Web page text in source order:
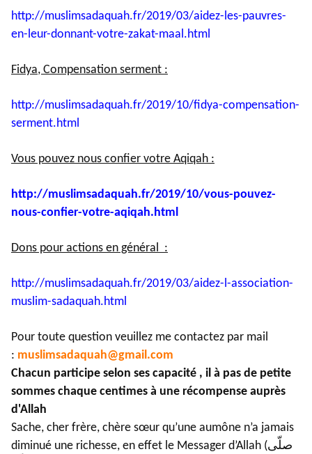
http://muslimsadaquah.fr/2019/03/aidez-les-pauvres-
en-leur-donnant-votre-zakat-maal.html
Fidya, Compensation serment :
http://muslimsadaquah.fr/2019/10/fidya-compensation-
serment.html
Vous pouvez nous confier votre Aqiqah :
http://muslimsadaquah.fr/2019/10/vous-pouvez-
nous-confier-votre-aqiqah.html
Dons pour actions en général :
http://muslimsadaquah.fr/2019/03/aidez-l-association-
muslim-sadaquah.html
Pour toute question veuillez me contactez par mail
: muslimsadaquah@gmail.com
Chacun participe selon ses capacité , il à pas de petite
sommes chaque centimes à une récompense auprès
d'Allah
Sache, cher frère, chère sœur qu’une aumône n’a jamais
diminué une richesse, en effet le Messager d’Allah (صلّى